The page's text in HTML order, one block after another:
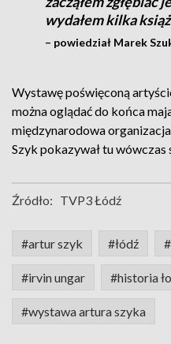
wydałem kilka
– powiedział Marek
Wystawę poświęconą
można oglądać do końca
międzynarodowa
Szyk pokazywał tu wówczas
Źródło: TVP3 Łódź
#artur szyk #łódź
#irvin ungar #historia
#wystawa artura szyka